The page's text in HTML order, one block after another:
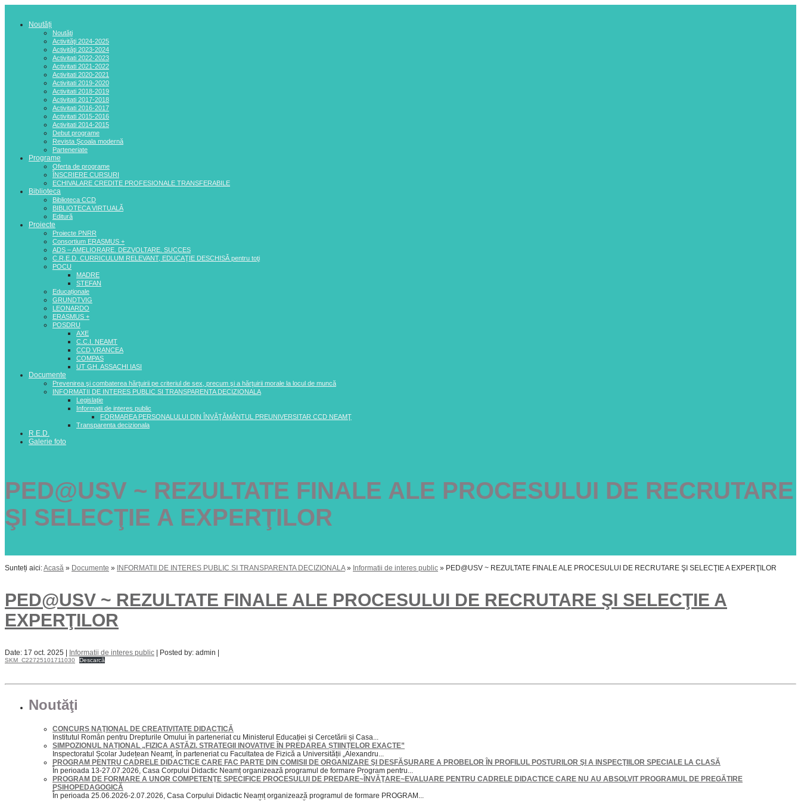
Noutăți
Noutăţi
Activităţi 2024-2025
Activităţi 2023-2024
Activitati 2022-2023
Activitati 2021-2022
Activitati 2020-2021
Activitati 2019-2020
Activitati 2018-2019
Activitati 2017-2018
Activitati 2016-2017
Activitati 2015-2016
Activitati 2014-2015
Debut programe
Revista Şcoala modernă
Parteneriate
Programe
Oferta de programe
ÎNSCRIERE CURSURI
ECHIVALARE CREDITE PROFESIONALE TRANSFERABILE
Biblioteca
Biblioteca CCD
BIBLIOTECA VIRTUALĂ
Editură
Proiecte
Proiecte PNRR
Consortium ERASMUS +
ADS – AMELIORARE. DEZVOLTARE. SUCCES
C.R.E.D. CURRICULUM RELEVANT, EDUCAŢIE DESCHISĂ pentru toţi
POCU
MADRE
STEFAN
Educaționale
GRUNDTVIG
LEONARDO
ERASMUS +
POSDRU
AXE
C.C.I. NEAMT
CCD VRANCEA
COMPAS
UT GH. ASSACHI IASI
Documente
Prevenirea şi combaterea hărţuirii pe criteriul de sex, precum şi a hărţuirii morale la locul de muncă
INFORMATII DE INTERES PUBLIC SI TRANSPARENTA DECIZIONALA
Legislaţie
Informatii de interes public
FORMAREA PERSONALULUI DIN ÎNVĂŢĂMÂNTUL PREUNIVERSITAR CCD NEAMŢ
Transparenta decizionala
R.E.D.
Galerie foto
PED@USV ~ REZULTATE FINALE ALE PROCESULUI DE RECRUTARE
ŞI SELECŢIE A EXPERŢILOR
Sunteți aici:Acasă » Documente » INFORMATII DE INTERES PUBLIC SI TRANSPARENTA DECIZIONALA» Informatii de interes public » PED@USV ~ REZULTATE FINALE ALE PROCESULUI DE RECRUTARE ŞI SELECŢIE A EXPERŢILOR
PED@USV ~ REZULTATE FINALE ALE PROCESULUI DE RECRUTARE ŞI SELECŢIE A
EXPERŢILOR
Date: 17 oct. 2025 | Informatii de interes public | Posted by: admin |
SKM_C22725101711030 Descarcă
Noutăţi
CONCURS NAŢIONAL DE CREATIVITATE DIDACTICĂ
Institutul Român pentru Drepturile Omului în parteneriat cu Ministerul Educației și Cercetării și Casa...
SIMPOZIONUL NAȚIONAL „FIZICA ASTĂZI. STRATEGII INOVATIVE ÎN PREDAREA ȘTIINȚELOR EXACTE”
Inspectoratul Școlar Județean Neamț, în parteneriat cu Facultatea de Fizică a Universității „Alexandru...
PROGRAM PENTRU CADRELE DIDACTICE CARE FAC PARTE DIN COMISII DE ORGANIZARE ŞI DESFĂŞURARE A PROBELOR ÎN PROFILUL POSTURILOR ŞI A INSPECŢIILOR SPECIALE LA CLASĂ
În perioada 13-27.07.2026, Casa Corpului Didactic Neamț organizează programul de formare Program pentru...
PROGRAM DE FORMARE A UNOR COMPETENŢE SPECIFICE PROCESULUI DE PREDARE~ÎNVĂŢARE~EVALUARE PENTRU CADRELE DIDACTICE CARE NU AU ABSOLVIT PROGRAMUL DE PREGĂTIRE
PSIHOPEDAGOGICĂ
În perioada 25.06.2026-2.07.2026, Casa Corpului Didactic Neamț organizează programul de formare PROGRAM...